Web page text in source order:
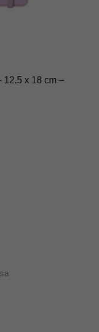
12,5 x 18 cm –